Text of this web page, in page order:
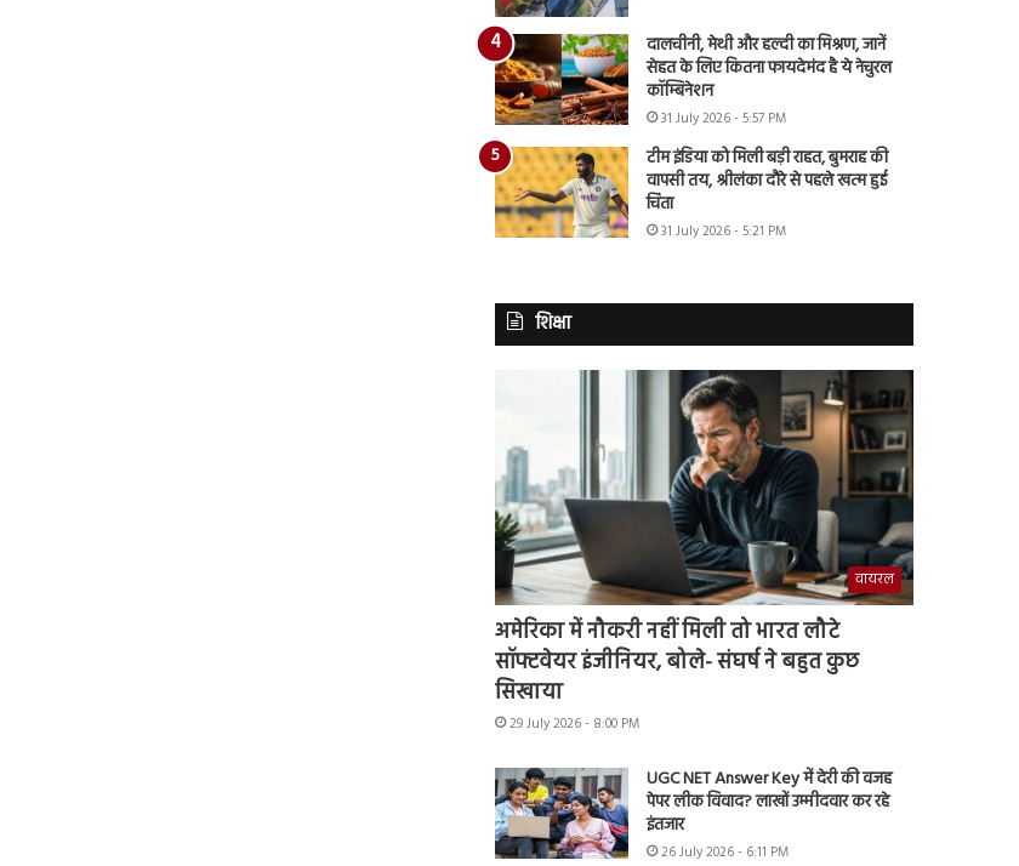
दालचीनी, मेथी और हल्दी का मिश्रण, जानें
सेहत के लिए कितना फायदेमंद है ये नेचुरल
कॉम्बिनेशन
31 July 2026 - 5:57 PM
टीम इंडिया को मिली बड़ी राहत, बुमराह की
वापसी तय, श्रीलंका दौरे से पहले खत्म हुई
चिंता
31 July 2026 - 5:21 PM
शिक्षा
वायरल
अमेरिका में नौकरी नहीं मिली तो भारत लौटे
सॉफ्टवेयर इंजीनियर, बोले- संघर्ष ने बहुत कुछ
सिखाया
29 July 2026 - 8:00 PM
UGC NET Answer Key में देरी की वजह
पेपर लीक विवाद? लाखों उम्मीदवार कर रहे
इंतजार
26 July 2026 - 6:11 PM